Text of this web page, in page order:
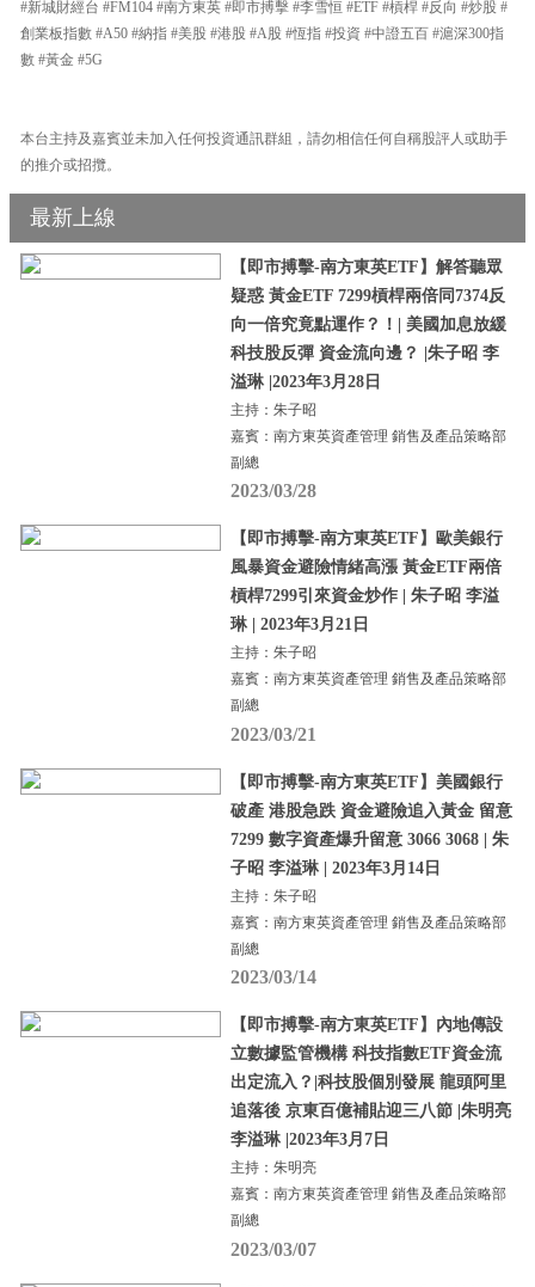
#新城財經台 #FM104 #南方東英 #即市搏擊 #李雪恒 #ETF #槓桿 #反向 #炒股 #
創業板指數 #A50 #納指 #美股 #港股 #A股 #恆指 #投資 #中證五百 #滬深300指
數 #黃金 #5G
本台主持及嘉賓並未加入任何投資通訊群組，請勿相信任何自稱股評人或助手
的推介或招攬。
最新上線
【即市搏擊-南方東英ETF】解答聽眾
疑惑 黃金ETF 7299槓桿兩倍同7374反
向一倍究竟點運作？！| 美國加息放緩
科技股反彈 資金流向邊？ |朱子昭 李
溢琳 |2023年3月28日
主持：朱子昭
嘉賓：南方東英資產管理 銷售及產品策略部
副總
2023/03/28
【即市搏擊-南方東英ETF】歐美銀行
風暴資金避險情緒高漲 黃金ETF兩倍
槓桿7299引來資金炒作 | 朱子昭 李溢
琳 | 2023年3月21日
主持：朱子昭
嘉賓：南方東英資產管理 銷售及產品策略部
副總
2023/03/21
【即市搏擊-南方東英ETF】美國銀行
破產 港股急跌 資金避險追入黃金 留意
7299 數字資產爆升留意 3066 3068 | 朱
子昭 李溢琳 | 2023年3月14日
主持：朱子昭
嘉賓：南方東英資產管理 銷售及產品策略部
副總
2023/03/14
【即市搏擊-南方東英ETF】內地傳設
立數據監管機構 科技指數ETF資金流
出定流入？|科技股個別發展 龍頭阿里
追落後 京東百億補貼迎三八節 |朱明亮
李溢琳 |2023年3月7日
主持：朱明亮
嘉賓：南方東英資產管理 銷售及產品策略部
副總
2023/03/07